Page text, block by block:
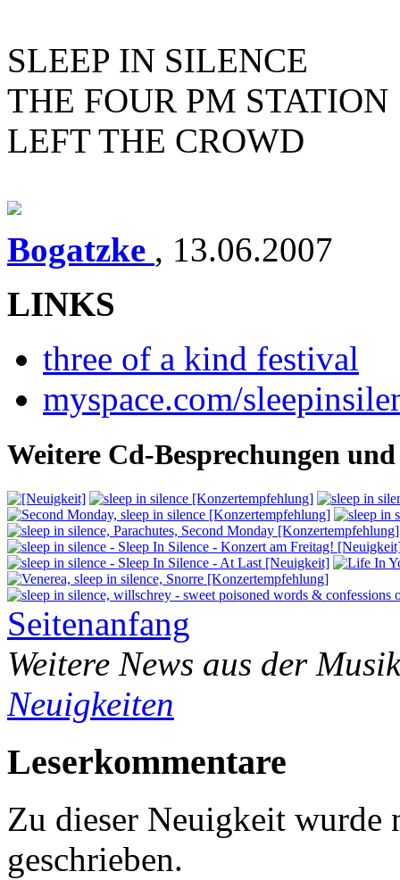
SLEEP IN SILENCE
THE FOUR PM STATION
LEFT THE CROWD
Bogatzke , 13.06.2007
LINKS
three of a kind festival
myspace.com/
Weitere Cd-Besprechungen
Seitenanfang
Weitere News aus der
Neuigkeiten
Leserkommentare
Zu dieser Neuigkeit wurde
geschrieben.